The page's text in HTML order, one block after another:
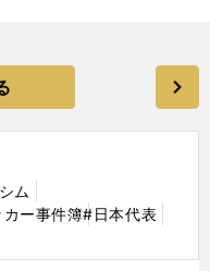
ム
ー事件簿#日本代表